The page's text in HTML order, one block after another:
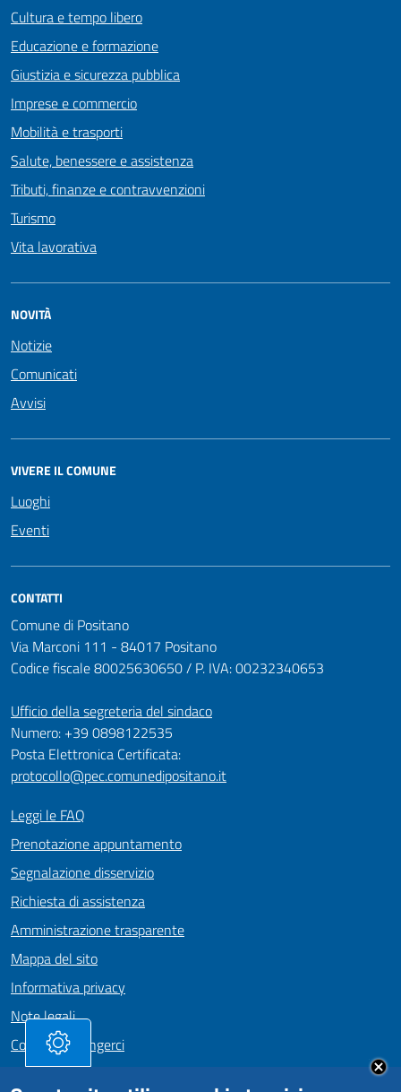
Cultura e tempo libero
Educazione e formazione
Giustizia e sicurezza pubblica
Imprese e commercio
Mobilità e trasporti
Salute, benessere e assistenza
Tributi, finanze e contravvenzioni
Turismo
Vita lavorativa
NOVITÀ
Notizie
Comunicati
Avvisi
VIVERE IL COMUNE
Luoghi
Eventi
CONTATTI
Comune di Positano
Via Marconi 111 - 84017 Positano
Codice fiscale 80025630650 / P. IVA: 00232340653
Ufficio della segreteria del sindaco
Numero: +39 0898122535
Posta Elettronica Certificata:
protocollo@pec.comunedipositano.it
Leggi le FAQ
Prenotazione appuntamento
Segnalazione disservizio
Richiesta di assistenza
Amministrazione trasparente
Mappa del sito
Informativa privacy
Note legali
Come Raggiungerci
Dichiarazione di accessibilità